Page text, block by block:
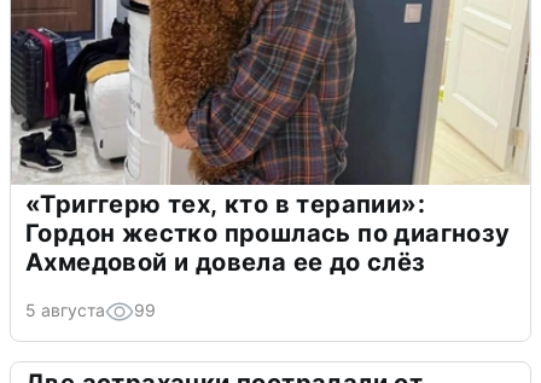
«Триггерю тех, кто в терапии»:
Гордон жестко прошлась по диагнозу
Ахмедовой и довела ее до слёз
5 августа 99